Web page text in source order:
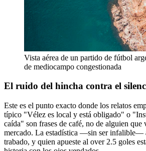
Vista aérea de un partido de fútbol
de mediocampo congestionada
El ruido del hincha contra el
Este es el punto exacto donde los relatos
típico "Vélez es local y está obligado" o
caída" son frases de café, no de alguien que
mercado. La estadística —sin ser infalible—
trabado, y quien apueste al over 2.5 goles